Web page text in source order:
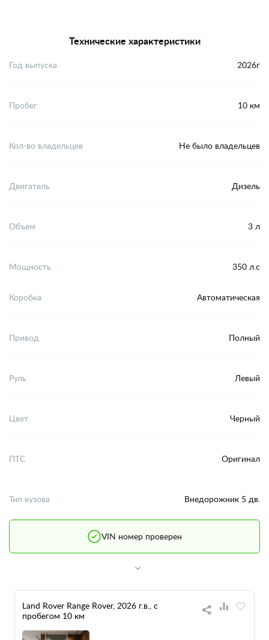
Технические характеристики
Год выпуска 2026г
Пробег 10 км
Кол-во владельцев Не было владельцев
Двигатель Дизель
Объем 3 л
Мощность 350 л.с
Коробка Автоматическая
Привод Полный
Руль Левый
Цвет Черный
ПТС Оригинал
Тип кузова Внедорожник 5 дв.
VIN номер проверен
Land Rover Range Rover, 2026 г.в., с
пробегом 10 км